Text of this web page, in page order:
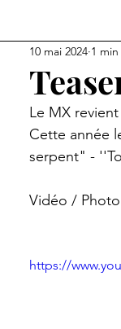
Morlaix -
10 mai 2024 1
Le MX
Cette année
serpent" -
Vidéo /
https://